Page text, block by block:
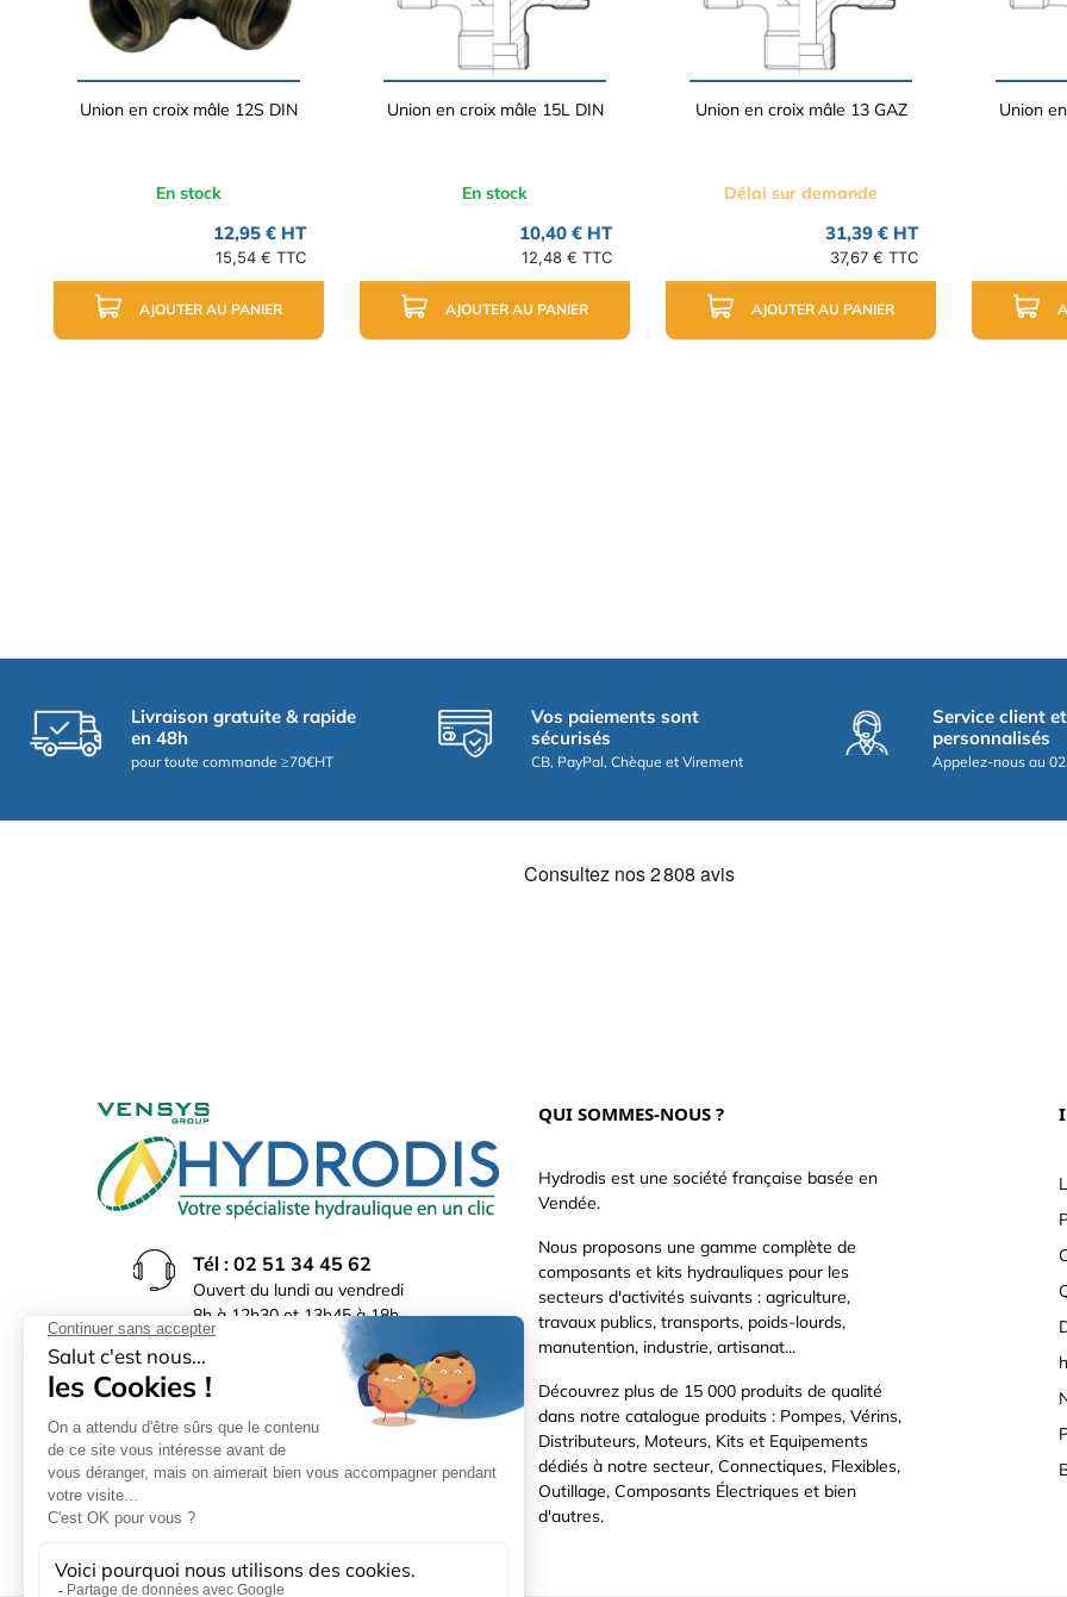
Union en croix mâle 12S DIN
En stock
12,95 € HT
15,54 € TTC
AJOUTER AU PANIER
Union en croix mâle 15L DIN
En stock
10,40 € HT
12,48 € TTC
AJOUTER AU PANIER
Union en croix mâle 13 GAZ
Délai sur demande
31,39 € HT
37,67 € TTC
AJOUTER AU PANIER
Union
Livraison gratuite & rapide
en 48h
pour toute commande ≥70€HT
Vos paiements sont
sécurisés
CB, PayPal, Chèque et Virement
Service client
personnalisés
Appelez-nous au
Tél : 02 51 34 45 62
Ouvert du lundi au vendredi
8h à 12h30 et 13h45 à 18h
(17h30 le vendredi)
Rue du Bocage La Ribotière
85170 Le Poiré sur Vie
QUI SOMMES-NOUS ?
Hydrodis est une société française basée en
Vendée.
Nous proposons une gamme complète de
composants et kits hydrauliques pour les
secteurs d'activités suivants : agriculture,
travaux publics, transports, poids-lourds,
manutention, industrie, artisanat...
Découvrez plus de 15 000 produits de qualité
dans notre catalogue produits : Pompes, Vérins,
Distributeurs, Moteurs, Kits et Equipements
dédiés à notre secteur, Connectiques, Flexibles,
Outillage, Composants Électriques et bien
d'autres.